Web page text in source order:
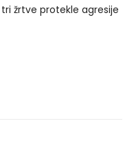
žrtve protekle agresije